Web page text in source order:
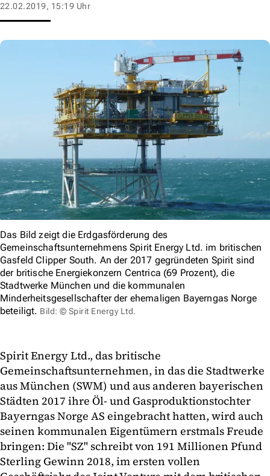
22.02.2019, 15:19 Uhr
Das Bild zeigt die Erdgasförderung des
Gemeinschaftsunternehmens Spirit Energy Ltd. im britischen
Gasfeld Clipper South. An der 2017 gegründeten Spirit sind
der britische Energiekonzern Centrica (69 Prozent), die
Stadtwerke München und die kommunalen
Minderheitsgesellschafter der ehemaligen Bayerngas Norge
beteiligt. Bild: © Spirit Energy Ltd.
Spirit Energy Ltd., das britische
Gemeinschaftsunternehmen, in das die Stadtwerke
aus München (SWM) und aus anderen bayerischen
Städten 2017 ihre Öl- und Gasproduktionstochter
Bayerngas Norge AS eingebracht hatten, wird auch
seinen kommunalen Eigentümern erstmals Freude
bringen: Die "SZ" schreibt von 191 Millionen Pfund
Sterling Gewinn 2018, im ersten vollen